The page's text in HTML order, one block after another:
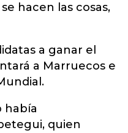
hacen las cosas,
a ganar el
a Marruecos e
había
quien